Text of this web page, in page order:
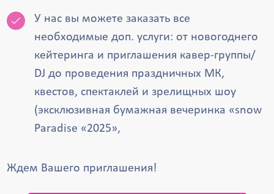
У нас вы можете заказать все
необходимые доп. услуги: от новогоднего
кейтеринга и приглашения кавер-группы/
DJ до проведения праздничных МК,
квестов, спектаклей и зрелищных шоу
(эксклюзивная бумажная вечеринка «snow
Paradise «2025»,
Ждем Вашего приглашения!